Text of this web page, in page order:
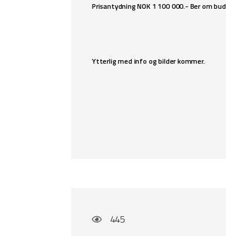
Prisantydning NOK 1 100 000.- Ber om bud
Ytterlig med info og bilder kommer.
445